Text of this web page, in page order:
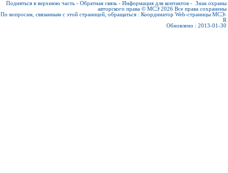
Подняться в верхнюю часть - Обратная связь - Информация для контактов - Знак охраны
авторского права © МСЭ 2026 Все права сохранены
По вопросам, связанным с этой страницей, обращаться : Координатор Web-страницы МСЭ-
R
Обновлено : 2013-01-30